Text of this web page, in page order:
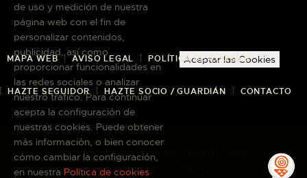
MAPA WEB AVISO LEGAL POLÍTICA DE COOKIES
HAZTE SEGUIDOR HAZTE SOCIO / GUARDIÁN CONTACTO
Copyright © 2026 El Museo Canario · Todos
los derechos reservados
de uso y medición de nuestra
página web con el fin de
personalizar contenidos,
publicidad, así como
proporcionar funcionalidades en
las redes sociales o analizar
nuestro tráfico. Para continuar
acepta la configuración de
nuestras cookies. Puede obtener
más información, o bien conocer
cómo cambiar la configuración,
en nuestra Política de cookies
Aceptar las Cookies